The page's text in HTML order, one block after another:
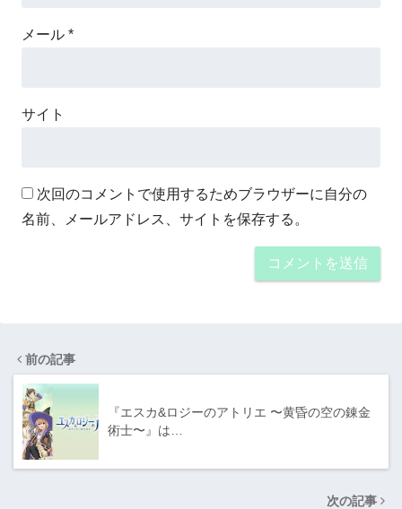
メール *
サイト
次回のコメントで使用するためブラウザーに自分の
名前、メールアドレス、サイトを保存する。
前の記事
『エスカ&ロジーのアトリエ 〜黄昏の空の錬金
術士〜』は…
次の記事